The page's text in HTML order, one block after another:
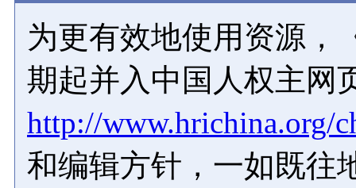
为更有效地使用资源，
期起并入中国人权主网
http://www.hrichina.org/
和编辑方针，一如既往